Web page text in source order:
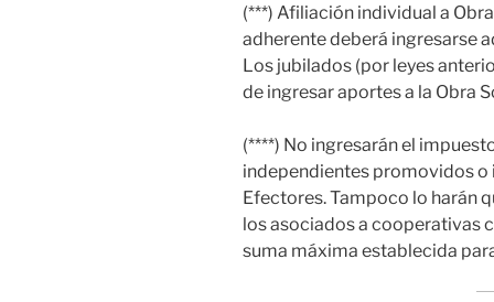
(***) Afiliación individual a
adherente deberá ingresarse
Los jubilados (por leyes
de ingresar aportes a la Obra
(****) No ingresarán el
independientes promovidos o
Efectores. Tampoco lo harán
los asociados a cooperativas
suma máxima establecida